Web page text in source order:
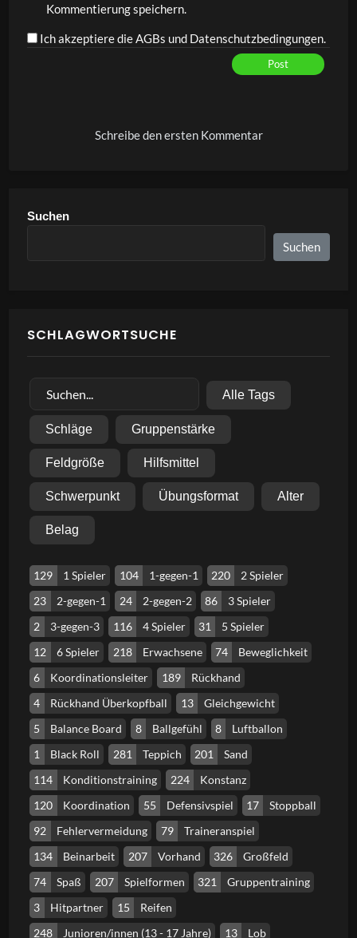
Kommentierung speichern.
Ich akzeptiere die AGBs und Datenschutzbedingungen.
Post
Schreibe den ersten Kommentar
Suchen
Suchen
SCHLAGWORTSUCHE
Alle Tags
Schläge Gruppenstärke
Feldgröße Hilfsmittel
Schwerpunkt Übungsformat Alter
Belag
129 1 Spieler 104 1-gegen-1 220
2 Spieler
23
2-gegen-1 24 2-gegen-2 86
3 Spieler
2
3-gegen-3 116 4 Spieler 31
5 Spieler
12
6 Spieler 218 Erwachsene 74
Beweglichkeit
6
Koordinationsleiter 189
Rückhand
4
Rückhand Überkopfball 13
Gleichgewicht
5
Balance Board 8 Ballgefühl 8
Luftballon
1
Black Roll 281 Teppich 201
Sand
114
Konditionstraining 224
Konstanz
120
Koordination 55 Defensivspiel 17
Stoppball
92
Fehlervermeidung 79
Traineranspiel
134
Beinarbeit 207 Vorhand 326
Großfeld
74
Spaß 207 Spielformen 321
Gruppentraining
3
Hitpartner 15
Reifen
248
Junioren/innen (13 - 17 Jahre) 13
Lob